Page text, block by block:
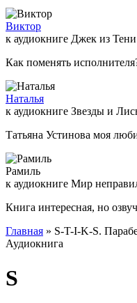
Виктор
к аудиокниге Джек из
Как поменять
Наталья
к аудиокниге Звезды и
Татьяна Устинова моя
Рамиль
к аудиокниге Мир
Книга интересная, но
Главная » S-T-I-K-S.
Аудиокнига
S